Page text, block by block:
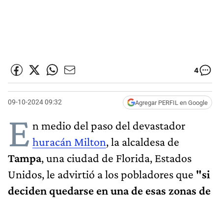
4
09-10-2024 09:32 Agregar PERFIL en Google
E n medio del paso del devastador
huracán Milton, la alcaldesa de
Tampa, una ciudad de Florida, Estados
Unidos, le advirtió a los pobladores que "si
deciden quedarse en una de esas zonas de